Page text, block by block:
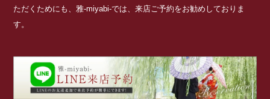
ただくためにも、雅-miyabi-では、来店ご予約をお勧めしておりま
す。